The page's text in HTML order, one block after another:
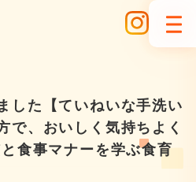
した【ていねいな手洗い
で、おいしく気持ちよく
食事マナーを学ぶ食育